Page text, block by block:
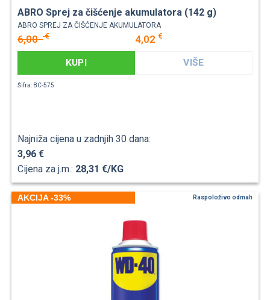
ABRO Sprej za čišćenje akumulatora (142 g)
ABRO SPREJ ZA ČIŠĆENJE AKUMULATORA
6,00€ 4,02 €
KUPI VIŠE
Šifra: BC-575
Najniža cijena u zadnjih 30 dana:
3,96 €
Cijena za j.m.: 28,31 €/KG
AKCIJA -33% Raspoloživo odmah